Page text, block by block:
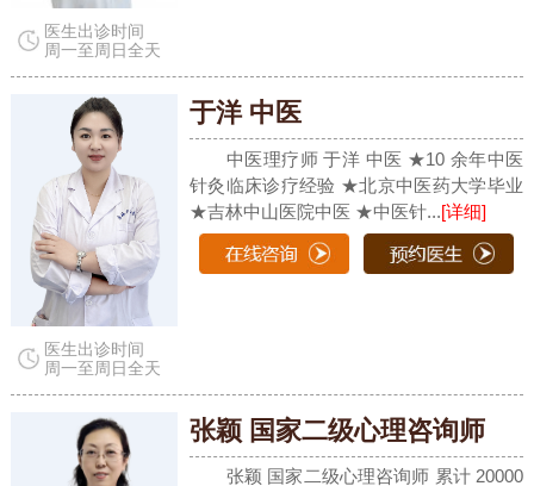
医生出诊时间
周一至周日全天
医生出诊时间
周一至周日全天
于洋 中医
中医理疗师 于洋 中医 ★10 余年中医
针灸临床诊疗经验 ★北京中医药大学毕业
★吉林中山医院中医 ★中医针...[详细]
张颖 国家二级心理咨询师
张颖 国家二级心理咨询师 累计 20000